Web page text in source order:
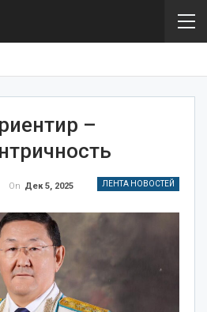
–
ЛЕНТА НОВОСТЕЙ
On Дек 5, 2025